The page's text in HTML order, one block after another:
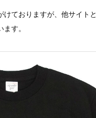
けておりますが、他サイト
す。